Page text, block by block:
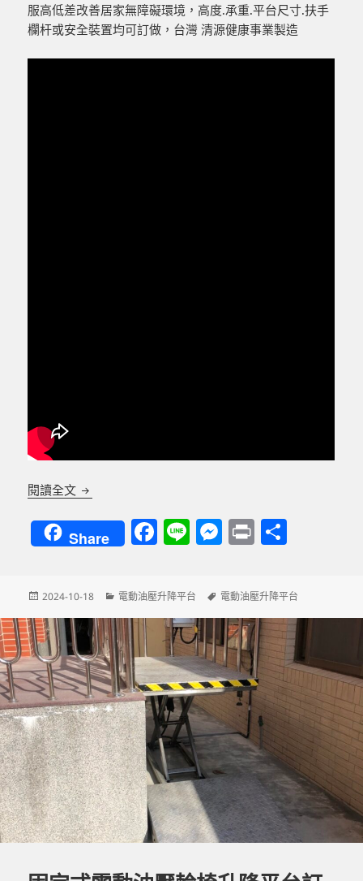
服高低差改善居家無障礙環境，高度.承重.平台尺寸.扶手
欄杆或安全裝置均可訂做，台灣 清源健康事業製造
閱讀全文 活動式電動油壓輪椅升降平台 台灣製造 全台可訂做
Share F
a
c
e
b
o
o
k
Li
n
e
M
es
se
n
g
er
P
ri
nt
發
日
期:
2024-10-18
分
電動油壓升降平台
標
電動油壓升降平台